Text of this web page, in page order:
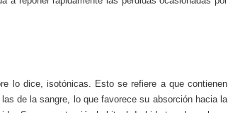
lo dice, isotónicas. Esto se refiere a que contienen
de la sangre, lo que favorece su absorción hacia la